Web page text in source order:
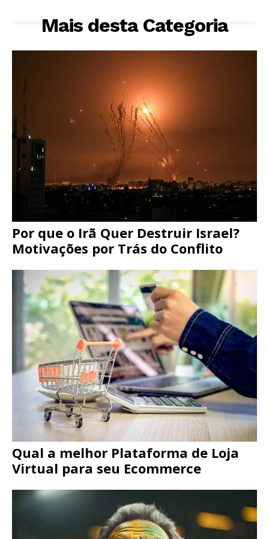
Mais desta Categoria
Por que o Irã Quer Destruir Israel?
Motivações por Trás do Conflito
Qual a melhor Plataforma de Loja
Virtual para seu Ecommerce